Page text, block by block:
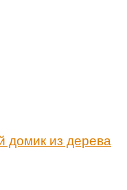
домик из дерева